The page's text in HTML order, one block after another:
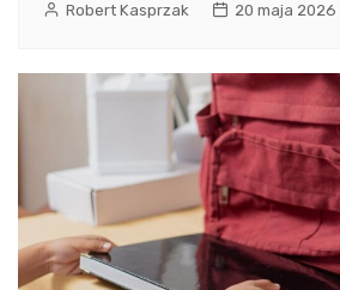
Robert Kasprzak 20 maja 2026